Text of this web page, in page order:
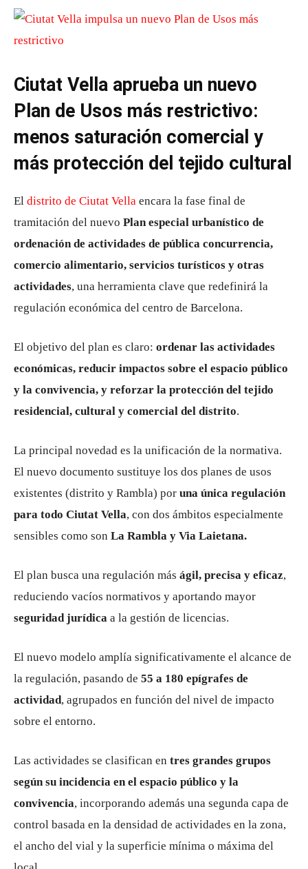
Ciutat Vella aprueba un nuevo
Plan de Usos más restrictivo:
menos saturación comercial y
más protección del tejido cultural
El distrito de Ciutat Vella encara la fase final de
tramitación del nuevo Plan especial urbanístico de
ordenación de actividades de pública concurrencia,
comercio alimentario, servicios turísticos y otras
actividades, una herramienta clave que redefinirá la
regulación económica del centro de Barcelona.
El objetivo del plan es claro: ordenar las actividades
económicas, reducir impactos sobre el espacio público
y la convivencia, y reforzar la protección del tejido
residencial, cultural y comercial del distrito.
La principal novedad es la unificación de la normativa.
El nuevo documento sustituye los dos planes de usos
existentes (distrito y Rambla) por una única regulación
para todo Ciutat Vella, con dos ámbitos especialmente
sensibles como son La Rambla y Via Laietana.
El plan busca una regulación más ágil, precisa y eficaz,
reduciendo vacíos normativos y aportando mayor
seguridad jurídica a la gestión de licencias.
El nuevo modelo amplía significativamente el alcance de
la regulación, pasando de 55 a 180 epígrafes de
actividad, agrupados en función del nivel de impacto
sobre el entorno.
Las actividades se clasifican en tres grandes grupos
según su incidencia en el espacio público y la
convivencia, incorporando además una segunda capa de
control basada en la densidad de actividades en la zona,
el ancho del vial y la superficie mínima o máxima del